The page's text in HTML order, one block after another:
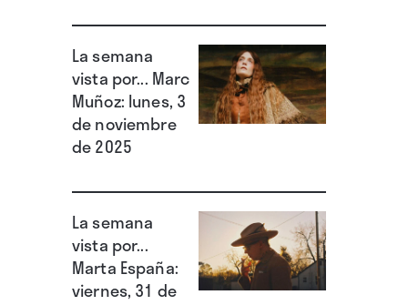
La semana
vista por... Marc
Muñoz: lunes, 3
de noviembre
de 2025
La semana
vista por...
Marta España:
viernes, 31 de